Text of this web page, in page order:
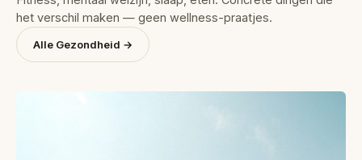
het verschil maken — geen wellness-praatjes.
Alle Gezondheid →